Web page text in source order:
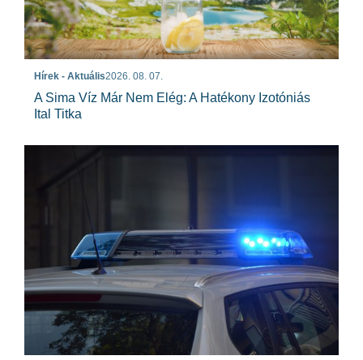
Hírek - Aktuális2026. 08. 07.
A Sima Víz Már Nem Elég: A Hatékony Izotóniás
Ital Titka